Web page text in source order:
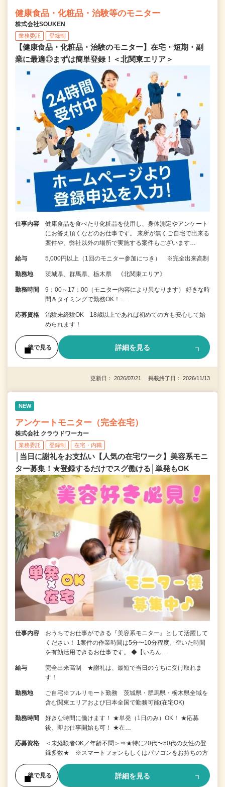
健康食品・化粧品・治験等のモニター
株式会社SOUKEN
業務委託 登録制
【健康食品・化粧品・治験のモニター】在宅・短期・副
業に最適◎まずは簡単登録！＜北関東エリア＞
仕事内容
健康食品を食べたり化粧品を使用し、身体測定やアンケート
にお答え頂くなどのお仕事です。 来所が無くご自宅で出来る
案件や、弊社以外の場所で実施する案件もございます…
給与 5,000円以上（1回のモニター参加につき） ※完全出来高制
勤務地 茨城県、群馬県、栃木県 《北関東エリア》
勤務時間
9：00～17：00（モニター内容により異なります） 好きな時
間＆タイミングで勤務OK！…
応募資格
治験未経験OK 18歳以上であれば初めての方も安心して始
められます！
後で見る 詳細を見る
更新日： 2026/07/21 掲載終了日： 2026/11/13
NEW
アンケートモニター（完全在宅）
株式会社 クラウドワーカー
業務委託 登録制 在宅・内職
│当日に謝礼をお支払い【人気の在宅ワーク】美容系モニ
ター募集！★登録するだけでスグ働ける│単発もOK
仕事内容
おうちでお仕事ができる『美容系モニター』として活躍して
ください！ 1案件の作業時間は5分〜10分程度。空いた時間
を有効活用できるお仕事です。 ◆【いろん…
給与
完全出来高制 ★謝礼は、最短で当日のうちに受け取れま
す！
勤務地
ご自宅※フルリモート勤務 茨城県・群馬県・栃木県全域を
含む関東エリアおよび日本全国で勤務可能(在宅OK)
勤務時間
好きな時間に働けます！ ★単発（1日のみ）OK！ ★応募
後、即お仕事開始も可！ ★在…
応募資格
＜未経験者OK／年齢不問＞⇒★特に20代〜50代の女性の登
録多数★ ※スマートフォンもしくはパソコンをお持ちの方
後で見る 詳細を見る